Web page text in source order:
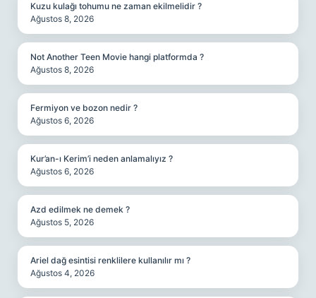
Kuzu kulağı tohumu ne zaman ekilmelidir ?
Ağustos 8, 2026
Not Another Teen Movie hangi platformda ?
Ağustos 8, 2026
Fermiyon ve bozon nedir ?
Ağustos 6, 2026
Kur’an-ı Kerim’i neden anlamalıyız ?
Ağustos 6, 2026
Azd edilmek ne demek ?
Ağustos 5, 2026
Ariel dağ esintisi renklilere kullanılır mı ?
Ağustos 4, 2026